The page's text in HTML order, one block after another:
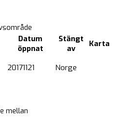
Datum
öppnat
Stängt
av
Karta
20171121 Norge
mellan